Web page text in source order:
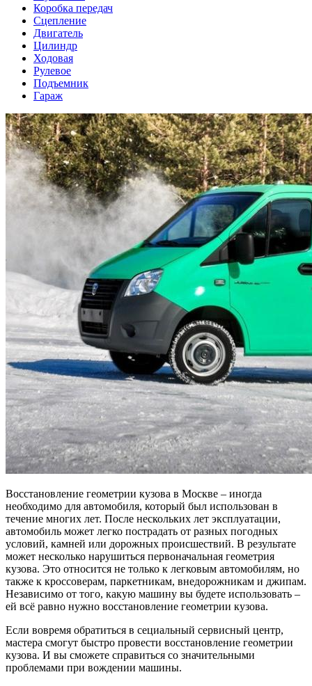
Коробка передач
Сцепление
Двигатель
Цилиндр
Ходовая
Рулевое
Подъемник
Гараж
Восстановление геометрии кузова в Москве – иногда
необходимо для автомобиля, который был использован в
течение многих лет. После нескольких лет эксплуатации,
автомобиль может легко пострадать от разных погодных
условий, камней или дорожных происшествий. В результате
может несколько нарушиться первоначальная геометрия
кузова. Это относится не только к легковым автомобилям, но
также к кроссоверам, паркетникам, внедорожникам и джипам.
Независимо от того, какую машину вы будете использовать –
ей всё равно нужно восстановление геометрии кузова.
Если вовремя обратиться в сециальный сервисный центр,
мастера смогут быстро провести восстановление геометрии
кузова. И вы сможете справиться со значительными
проблемами при вождении машины.